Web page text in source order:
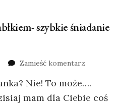
szybkie śniadanie
Zamieść komentarz
Nie! To może….
mam dla Ciebie coś